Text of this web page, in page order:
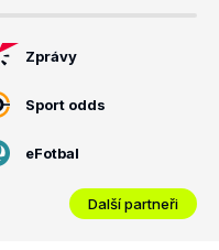
Zprávy
Sport odds
eFotbal
Další partneři